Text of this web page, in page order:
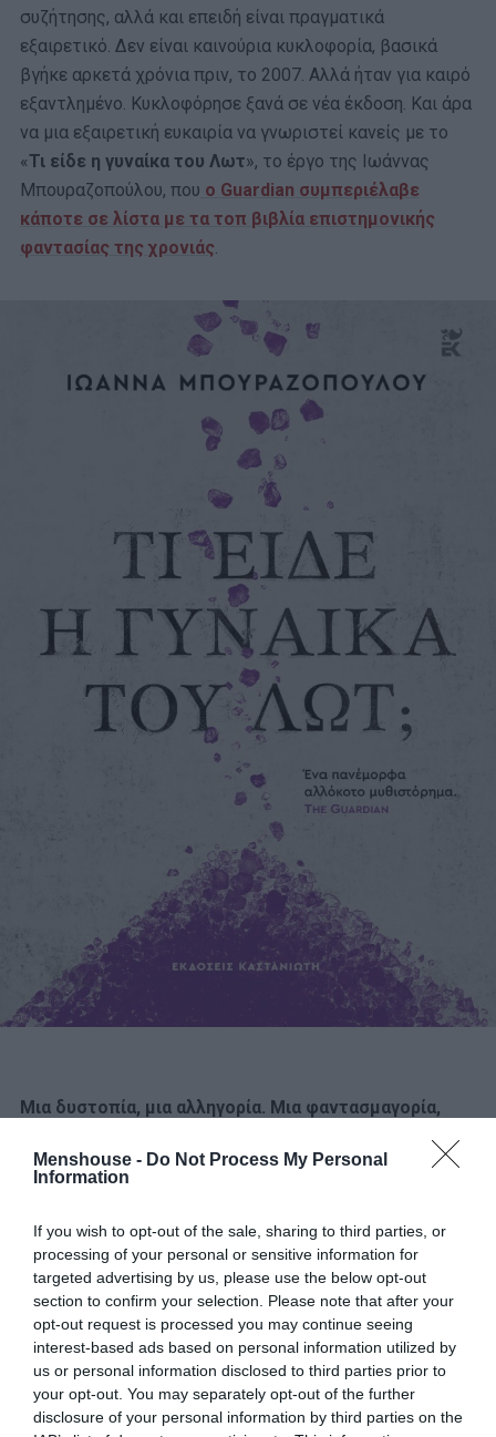
Menshouse - Do Not Process My Personal
Information
If you wish to opt-out of the sale, sharing to third parties, or
processing of your personal or sensitive information for
targeted advertising by us, please use the below opt-out
section to confirm your selection. Please note that after your
opt-out request is processed you may continue seeing
interest-based ads based on personal information utilized by
us or personal information disclosed to third parties prior to
your opt-out. You may separately opt-out of the further
disclosure of your personal information by third parties on the
συζήτησης, αλλά και επειδή είναι πραγματικά
εξαιρετικό. Δεν είναι καινούρια κυκλοφορία, βασικά
βγήκε αρκετά χρόνια πριν, το 2007. Αλλά ήταν για καιρό
εξαντλημένο. Κυκλοφόρησε ξανά σε νέα έκδοση. Και άρα
να μια εξαιρετική ευκαιρία να γνωριστεί κανείς με το
«Τι είδε η γυναίκα του Λωτ», το έργο της Ιωάννας
Μπουραζοπούλου, που ο Guardian συμπεριέλαβε
κάποτε σε λίστα με τα τοπ βιβλία επιστημονικής
φαντασίας της χρονιάς.
Μια δυστοπία, μια αλληγορία. Μια φαντασμαγορία,
Το μυαλό της συγγραφέως πλάθει έναν κόσμο
εντελώς ξεχωριστό. Για να σε βάλουμε στο κλίμα της
νιώσεις πραγματικά, ιδού πώς μας τα λέει η σύνοψη στο
οπισθόφυλλο:
Σαράντα αιώνες μετά τη βιβλική καταστροφή στα
Σόδομα και τα Γόμορρα, η ίδια εκείνη γη στις όχθες της
Νεκράς θάλασσας ανοίγει και ένα μυστηριώδες βιολετί
αλάτι αναβλύζει. Η εμφάνισή του αλλάζει τη γεωγραφία
τριών ηπείρων και μονοπωλεί το ενδιαφέρον της